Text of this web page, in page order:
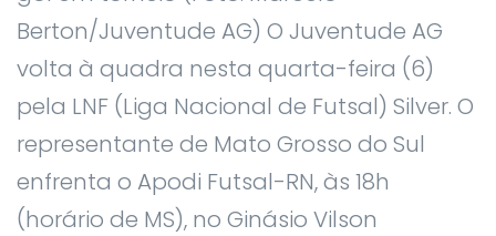
Berton/Juventude AG) O Juventude AG
volta à quadra nesta quarta-feira (6)
pela LNF (Liga Nacional de Futsal) Silver. O
representante de Mato Grosso do Sul
enfrenta o Apodi Futsal-RN, às 18h
(horário de MS), no Ginásio Vilson